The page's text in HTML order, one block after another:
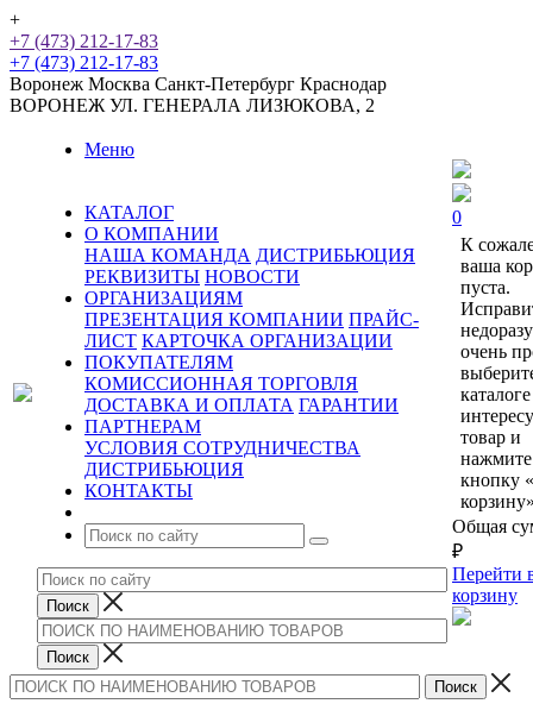
+
+7 (473) 212-17-83
+7 (473) 212-17-83
Воронеж Москва Санкт-Петербург Краснодар
ВОРОНЕЖ УЛ. ГЕНЕРАЛА ЛИЗЮКОВА, 2
Меню
КАТАЛОГ
О КОМПАНИИ
НАША КОМАНДА ДИСТРИБЬЮЦИЯ
РЕКВИЗИТЫ НОВОСТИ
ОРГАНИЗАЦИЯМ
ПРЕЗЕНТАЦИЯ КОМПАНИИ ПРАЙС-
ЛИСТ КАРТОЧКА ОРГАНИЗАЦИИ
ПОКУПАТЕЛЯМ
КОМИССИОННАЯ ТОРГОВЛЯ
ДОСТАВКА И ОПЛАТА ГАРАНТИИ
ПАРТНЕРАМ
УСЛОВИЯ СОТРУДНИЧЕСТВА
ДИСТРИБЬЮЦИЯ
КОНТАКТЫ
0
К
ваша
пуста.
очень
каталоге
товар и
нажмите
кнопку
Общая
₽
Перейти
корзину